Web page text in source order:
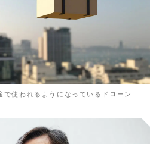
で使われるようになっているドローン